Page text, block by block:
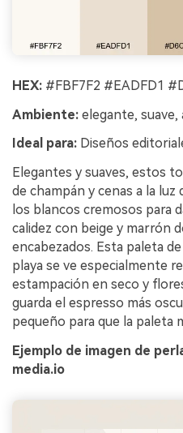
HEX: #FBF7F2 #EADFD1
Ambiente: elegante, suave,
Ideal para: Diseños
Elegantes y suaves, estos
de champán y cenas a la luz
los blancos cremosos para
calidez con beige y marrón
encabezados. Esta paleta
playa se ve especialmente
estampación en seco y
guarda el espresso más
pequeño para que la paleta
Ejemplo de imagen de
media.io